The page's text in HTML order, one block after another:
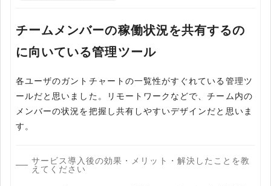
チームメンバーの稼働状況を共有するの
に向いている管理ツール
各ユーザのガントチャートの一覧性がすぐれている管理ツ
ールだと思いました。リモートワークなどで、チーム内の
メンバーの状況を把握し共有しやすいデザインだと思いま
す。
サービス導入後の効果・メリット・解決したことを教
えてください